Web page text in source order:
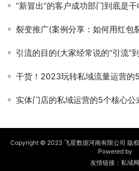
“新冒出”的客户成功部门到底是干
裂变推广(案例分享：如何用红包裂变
引流的目的(大家经常说的“引流”到底是什
干货！2023玩转私域流量运营的
实体门店的私域运营的5个核心公
Copyright © 2023 飞星数据河南有限公司 版
Powered by
友情链接： 私域网